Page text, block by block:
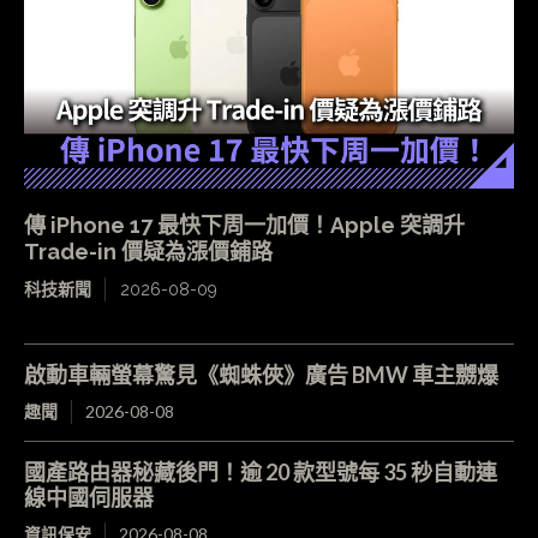
傳 iPhone 17 最快下周一加價！Apple 突調升
Trade-in 價疑為漲價鋪路
科技新聞 2026-08-09
啟動車輛螢幕驚見《蜘蛛俠》廣告 BMW 車主嬲爆
趣聞 2026-08-08
國產路由器秘藏後門！逾 20 款型號每 35 秒自動連
線中國伺服器
資訊保安 2026-08-08